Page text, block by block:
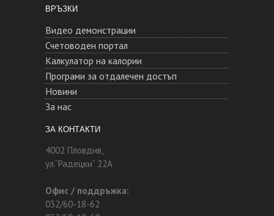
ВРЪЗКИ
Видео демонстрации
Счетоводен портал
Калкулатор на калории
Програми за отдалечен достъп
Новини
За нас
ЗА КОНТАКТИ
4002 Пловдив,
ул.“Радецки“ 22А
Офис / поддръжка:
032/60-18-62